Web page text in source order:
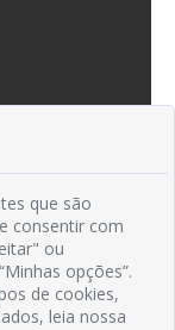
que são
consentir com
ou
opções”.
de cookies,
leia nossa